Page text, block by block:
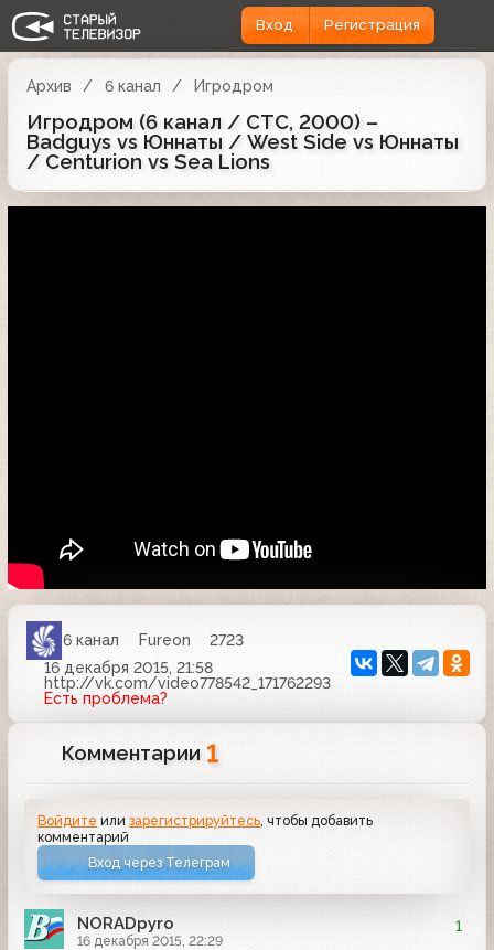
Вход Регистрация
Архив 6 канал Игродром
Игродром (6 канал / СТС, 2000) –
Badguys vs Юннаты / West Side vs Юннаты
/ Centurion vs Sea Lions
6 канал Fureon
2723
16 декабря 2015, 21:58
http://vk.com/video778542_171762293
Есть проблема?
Комментарии 1
Войдите илизарегистрируйтесь , чтобы добавить
комментарий
Вход через Телеграм
NORADpyro
16 декабря 2015, 22:29
1